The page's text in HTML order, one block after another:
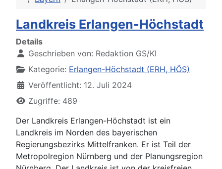
Landkreis Erlangen-Höchstadt
Details
Geschrieben von: Redaktion GS/KI
Kategorie: Erlangen-Höchstadt (ERH, HÖS)
Veröffentlicht: 12. Juli 2024
Zugriffe: 489
Der Landkreis Erlangen-Höchstadt ist ein
Landkreis im Norden des bayerischen
Regierungsbezirks Mittelfranken. Er ist Teil der
Metropolregion Nürnberg und der Planungsregion